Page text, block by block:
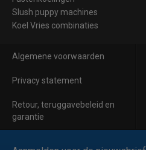
Slush puppy machines
Koel Vries combinaties
Algemene voorwaarden
Privacy statement
Retour, teruggavebeleid en
garantie